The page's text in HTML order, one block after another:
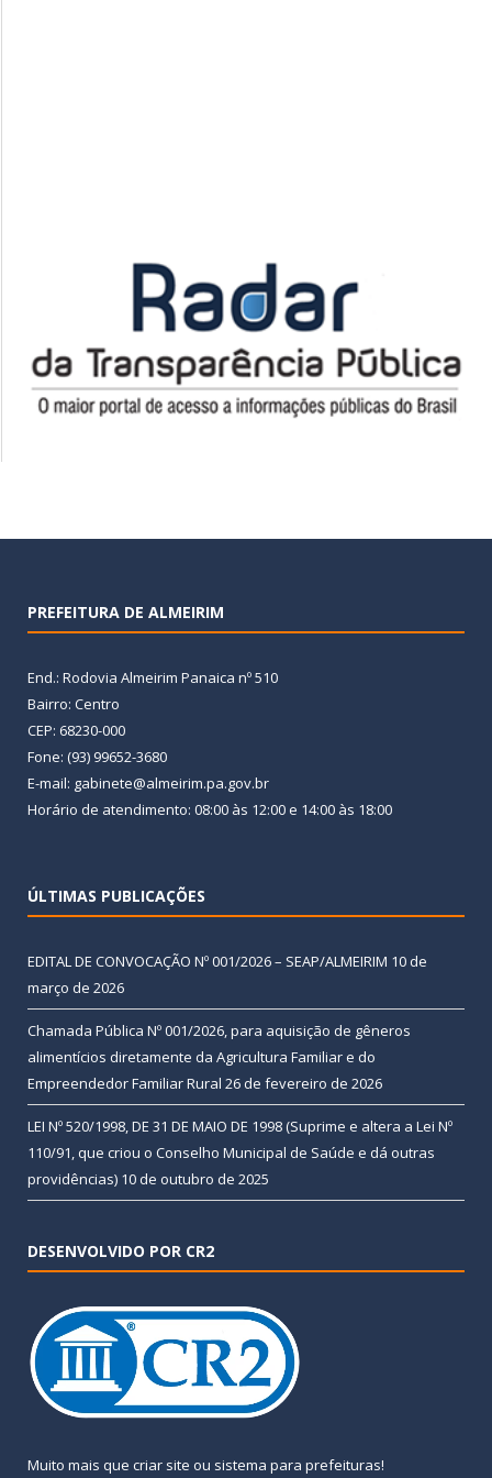
PREFEITURA DE ALMEIRIM
End.: Rodovia Almeirim Panaica nº 510
Bairro: Centro
CEP: 68230-000
Fone: (93) 99652-3680
E-mail: gabinete@almeirim.pa.gov.br
Horário de atendimento: 08:00 às 12:00 e 14:00 às 18:00
ÚLTIMAS PUBLICAÇÕES
EDITAL DE CONVOCAÇÃO Nº 001/2026 – SEAP/ALMEIRIM 10 de
março de 2026
Chamada Pública Nº 001/2026, para aquisição de gêneros
alimentícios diretamente da Agricultura Familiar e do
Empreendedor Familiar Rural 26 de fevereiro de 2026
LEI Nº 520/1998, DE 31 DE MAIO DE 1998 (Suprime e altera a Lei Nº
110/91, que criou o Conselho Municipal de Saúde e dá outras
providências) 10 de outubro de 2025
DESENVOLVIDO POR CR2
Muito mais que criar site ou sistema para prefeituras!